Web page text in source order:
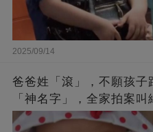
2025/09/14
爸爸姓「滾」，不願孩子
「神名字」，全家拍案